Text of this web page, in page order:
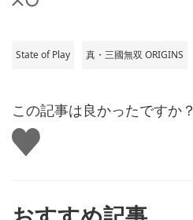
State of Play 真・三國無双 ORIGINS
この記事は良かったですか？
い
い